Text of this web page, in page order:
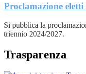
Proclamazione
Si pubblica la
triennio 2024/2027.
Trasparenza